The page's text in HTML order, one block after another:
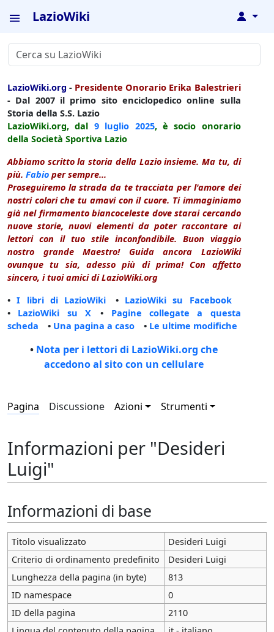
LazioWiki ↓
LazioWiki.org - Presidente Onorario Erika Balestrieri
- Dal 2007 il primo sito enciclopedico online sulla
Storia della S.S. Lazio
LazioWiki.org, dal 9 luglio 2025, è socio onorario
della Società Sportiva Lazio
Abbiamo scritto la storia della Lazio insieme. Ma tu, di
più. Fabio per sempre...
Proseguiremo la strada da te tracciata per l'amore dei
nostri colori che tu amavi con il cuore. Ti immaginiamo
già nel firmamento biancoceleste dove starai cercando
nuove storie, nuovi elementi da poter raccontare ai
lettori con il tuo stile inconfondibile. Buon viaggio
nostro grande Maestro! Guida ancora LazioWiki
ovunque tu sia, adesso più di prima! Con affetto
sincero, i tuoi amici di LazioWiki.org
•I libri di LazioWiki • LazioWiki su Facebook
• LazioWiki su X • Pagine collegate a questa
scheda • Una pagina a caso • Le ultime modifiche
• Nota per i lettori di LazioWiki.org che
accedono al sito con un cellulare
Pagina Discussione Azioni Strumenti
Informazioni per "Desideri
Luigi"
Informazioni di base
Titolo visualizzato
Desideri Luigi
Criterio di ordinamento predefinito
Desideri Luigi
Lunghezza della pagina (in byte)
813
ID namespace
0
ID della pagina
2110